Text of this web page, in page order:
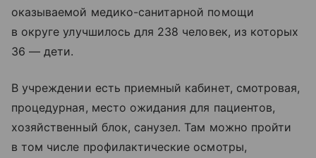
оказываемой медико-санитарной помощи
в округе улучшилось для 238 человек, из которых
36 — дети.
В учреждении есть приемный кабинет, смотровая,
процедурная, место ожидания для пациентов,
хозяйственный блок, санузел. Там можно пройти
в том числе профилактические осмотры,